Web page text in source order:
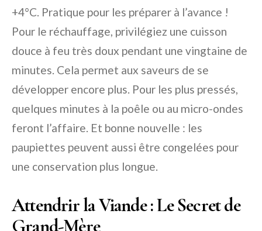
+4°C. Pratique pour les préparer à l’avance !
Pour le réchauffage, privilégiez une cuisson
douce à feu très doux pendant une vingtaine de
minutes. Cela permet aux saveurs de se
développer encore plus. Pour les plus pressés,
quelques minutes à la poêle ou au micro-ondes
feront l’affaire. Et bonne nouvelle : les
paupiettes peuvent aussi être congelées pour
une conservation plus longue.
Attendrir la Viande : Le Secret de
Grand-Mère